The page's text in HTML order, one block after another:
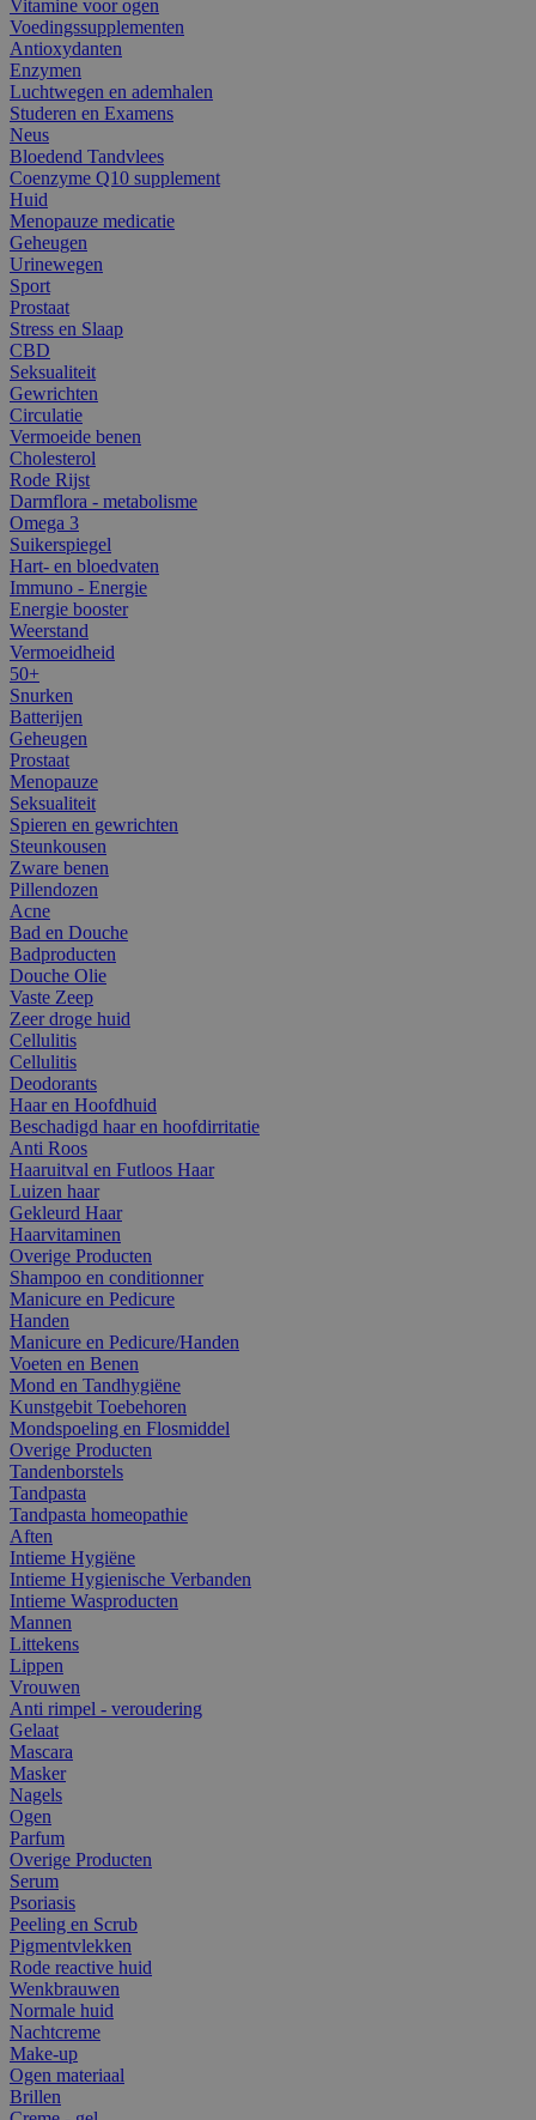
Vitamine voor ogen
Voedingssupplementen
Antioxydanten
Enzymen
Luchtwegen en ademhalen
Studeren en Examens
Neus
Bloedend Tandvlees
Coenzyme Q10 supplement
Huid
Menopauze medicatie
Geheugen
Urinewegen
Sport
Prostaat
Stress en Slaap
CBD
Seksualiteit
Gewrichten
Circulatie
Vermoeide benen
Cholesterol
Rode Rijst
Darmflora - metabolisme
Omega 3
Suikerspiegel
Hart- en bloedvaten
Immuno - Energie
Energie booster
Weerstand
Vermoeidheid
50+
Snurken
Batterijen
Geheugen
Prostaat
Menopauze
Seksualiteit
Spieren en gewrichten
Steunkousen
Zware benen
Pillendozen
Acne
Bad en Douche
Badproducten
Douche Olie
Vaste Zeep
Zeer droge huid
Cellulitis
Cellulitis
Deodorants
Haar en Hoofdhuid
Beschadigd haar en hoofdirritatie
Anti Roos
Haaruitval en Futloos Haar
Luizen haar
Gekleurd Haar
Haarvitaminen
Overige Producten
Shampoo en conditionner
Manicure en Pedicure
Handen
Manicure en Pedicure/Handen
Voeten en Benen
Mond en Tandhygiëne
Kunstgebit Toebehoren
Mondspoeling en Flosmiddel
Overige Producten
Tandenborstels
Tandpasta
Tandpasta homeopathie
Aften
Intieme Hygiëne
Intieme Hygienische Verbanden
Intieme Wasproducten
Mannen
Littekens
Lippen
Vrouwen
Anti rimpel - veroudering
Gelaat
Mascara
Masker
Nagels
Ogen
Parfum
Overige Producten
Serum
Psoriasis
Peeling en Scrub
Pigmentvlekken
Rode reactive huid
Wenkbrauwen
Normale huid
Nachtcreme
Make-up
Ogen materiaal
Brillen